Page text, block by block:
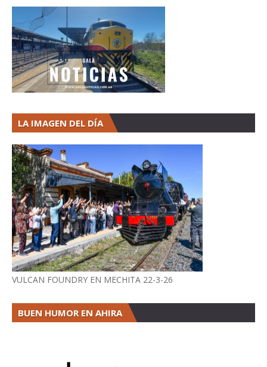
LA IMAGEN DEL DÍA
VULCAN FOUNDRY EN MECHITA 22-3-26
BUEN HUMOR EN AHIRA